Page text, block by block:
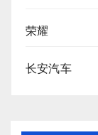
荣耀
长安汽车